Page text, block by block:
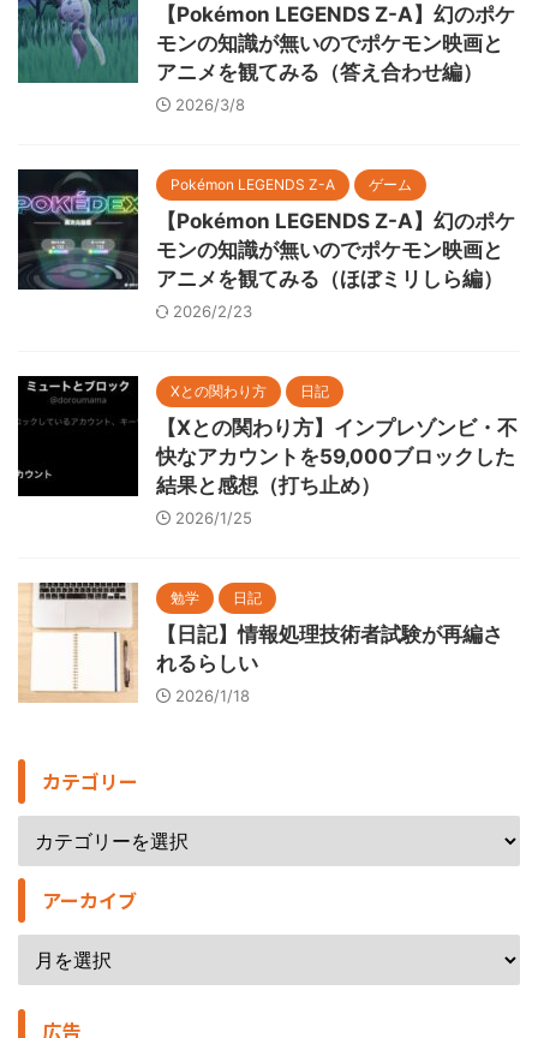
【Pokémon LEGENDS Z-A】幻のポケ
モンの知識が無いのでポケモン映画と
アニメを観てみる（答え合わせ編）
2026/3/8
Pokémon LEGENDS Z-A ゲーム
【Pokémon LEGENDS Z-A】幻のポケ
モンの知識が無いのでポケモン映画と
アニメを観てみる（ほぼミリしら編）
2026/2/23
Xとの関わり方 日記
【Xとの関わり方】インプレゾンビ・不
快なアカウントを59,000ブロックした
結果と感想（打ち止め）
2026/1/25
勉学 日記
【日記】情報処理技術者試験が再編さ
れるらしい
2026/1/18
カテゴリー
アーカイブ
広告